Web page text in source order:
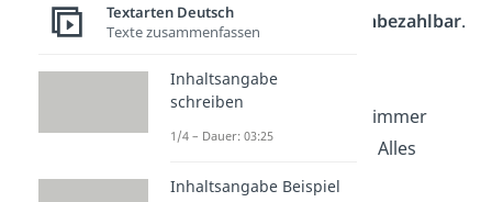
„Freundschaft ist unbezahlbar.
„Ein Jahr älter, aber immer
noch genauso
! Alles
Gute!“
Textarten Deutsch
Texte zusammenfassen
Inhaltsangabe
schreiben
1/4 – Dauer: 03:25
Inhaltsangabe Beispiel